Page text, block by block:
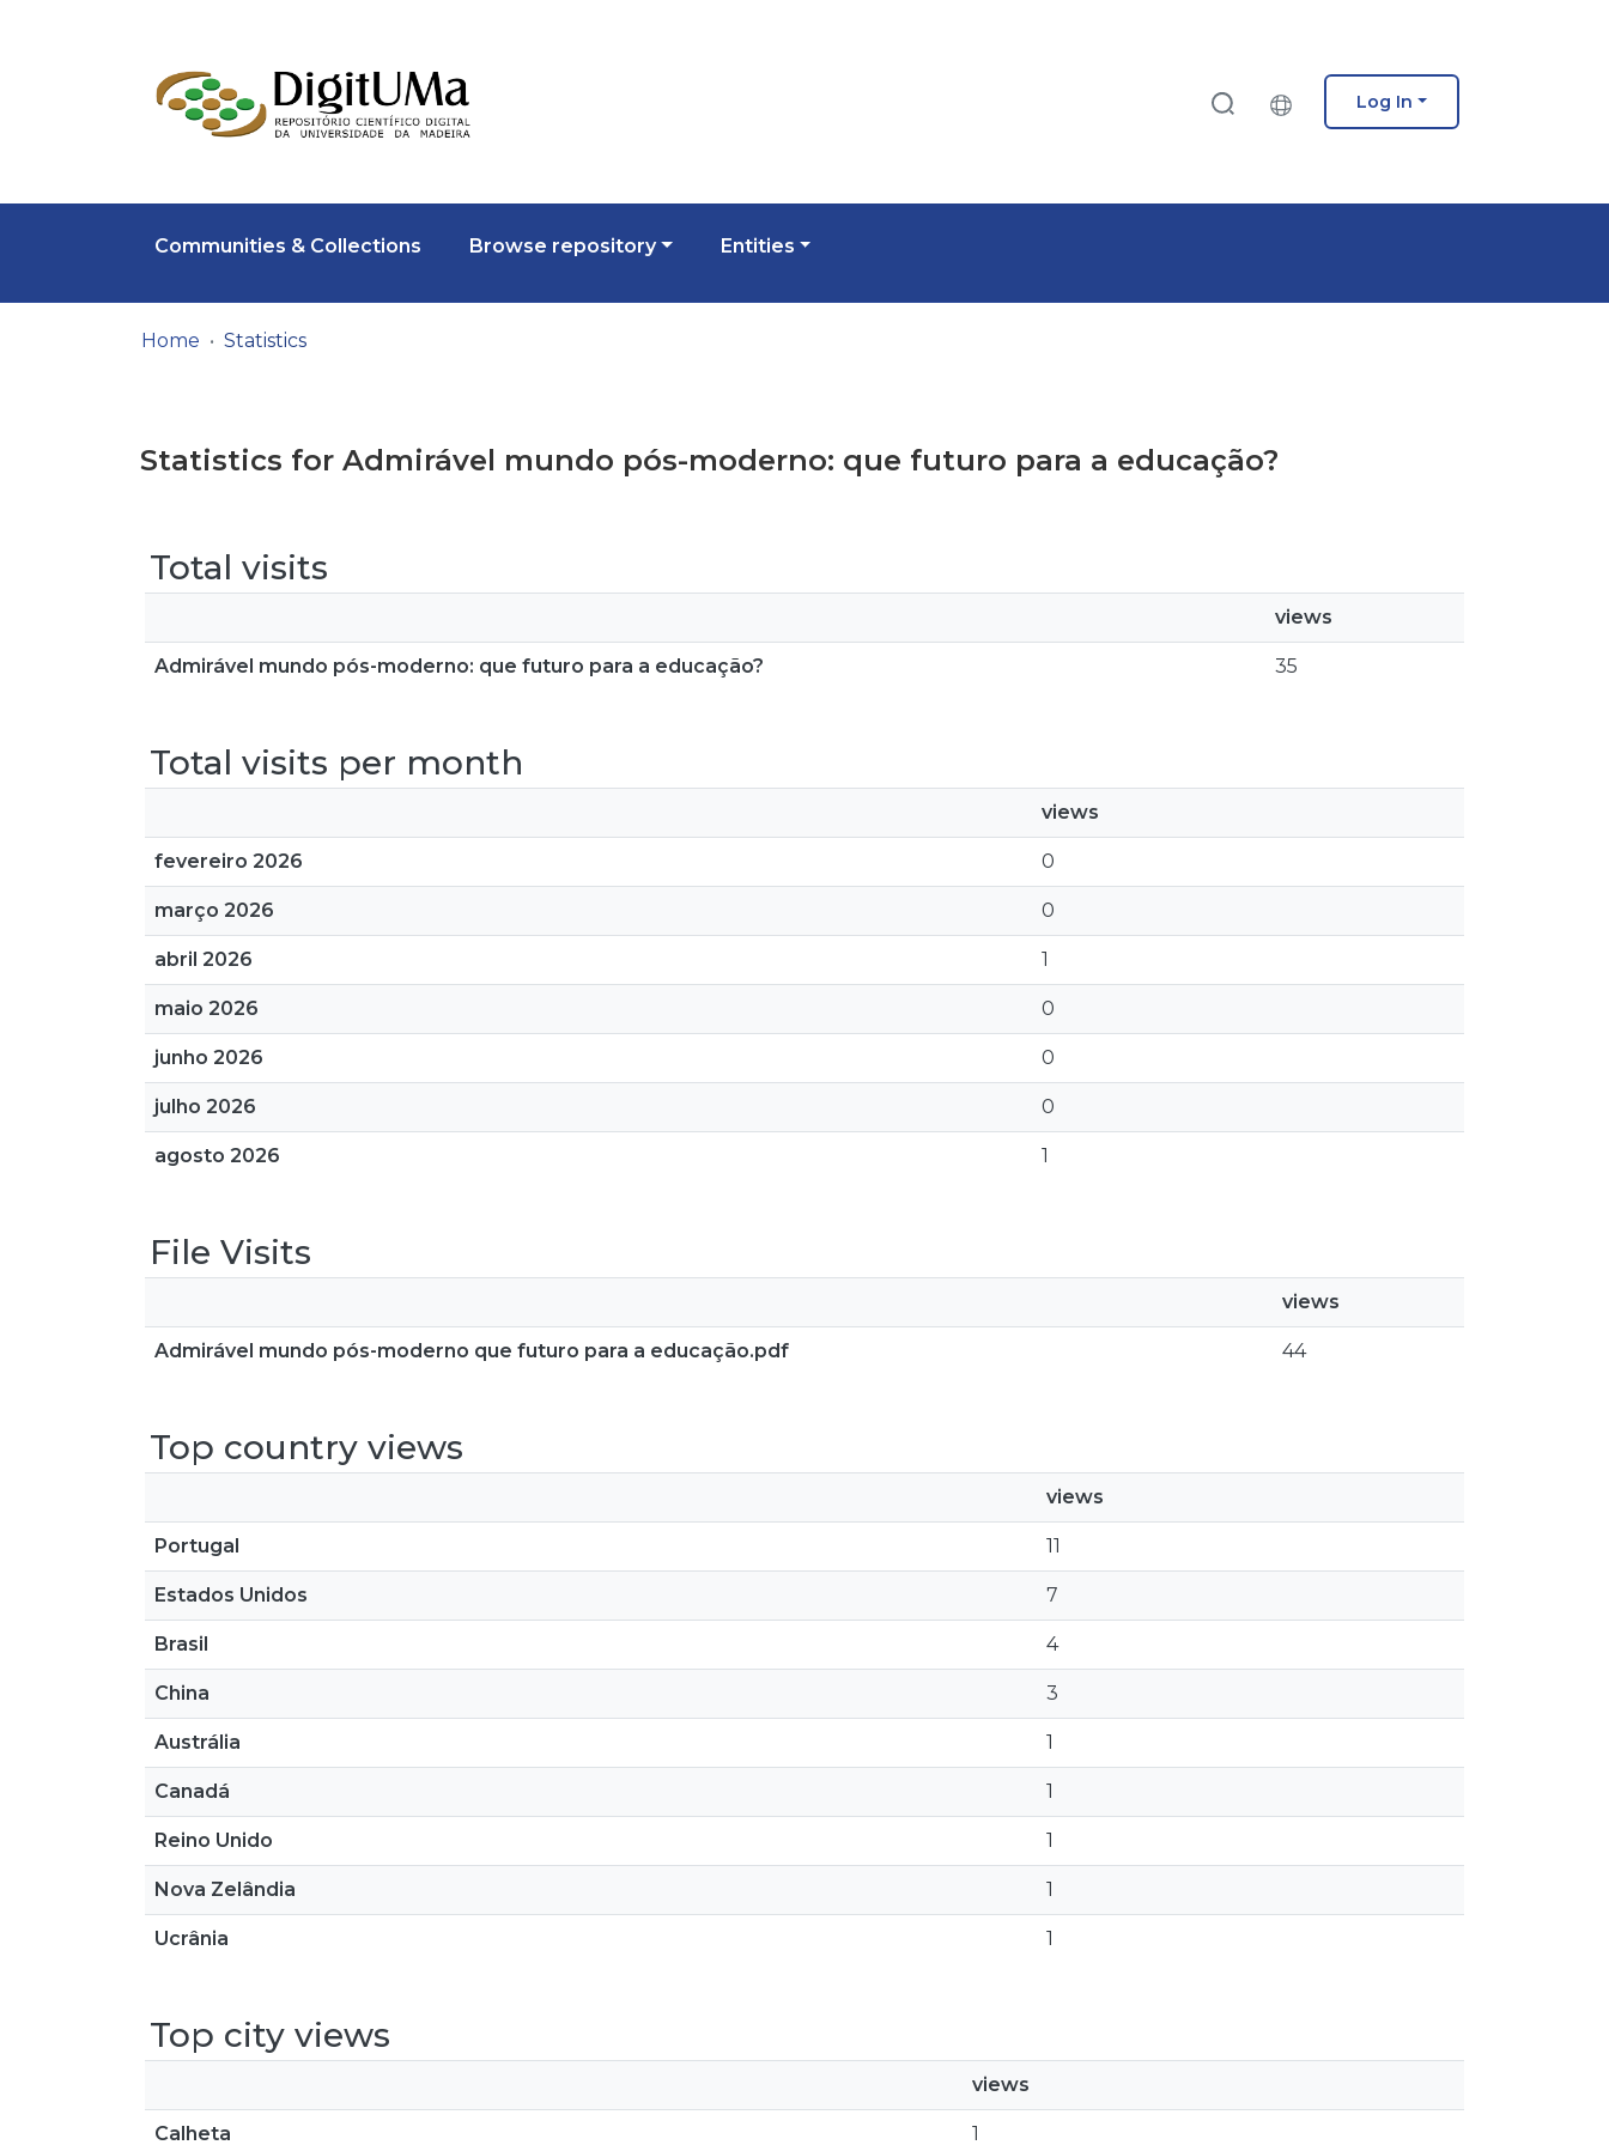
Log In
Communities & Collections Browse repository Entities
Home Statistics
Statistics for Admirável mundo pós-moderno: que futuro para a educação?
Total visits
views
Admirável mundo pós-moderno: que futuro para a educação? 35
Total visits per month
views
fevereiro 2026 0
março 2026 0
abril 2026 1
maio 2026 0
junho 2026 0
julho 2026 0
agosto 2026 1
File Visits
views
Admirável mundo pós-moderno que futuro para a educação.pdf 44
Top country views
views
Portugal 11
Estados Unidos 7
Brasil 4
China 3
Austrália 1
Canadá 1
Reino Unido 1
Nova Zelândia 1
Ucrânia 1
Top city views
views
Calheta 1